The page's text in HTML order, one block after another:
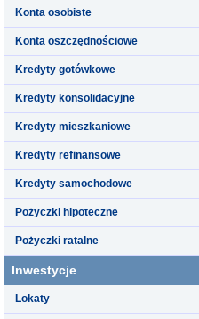
Konta osobiste
Konta oszczędnościowe
Kredyty gotówkowe
Kredyty konsolidacyjne
Kredyty mieszkaniowe
Kredyty refinansowe
Kredyty samochodowe
Pożyczki hipoteczne
Pożyczki ratalne
Inwestycje
Lokaty